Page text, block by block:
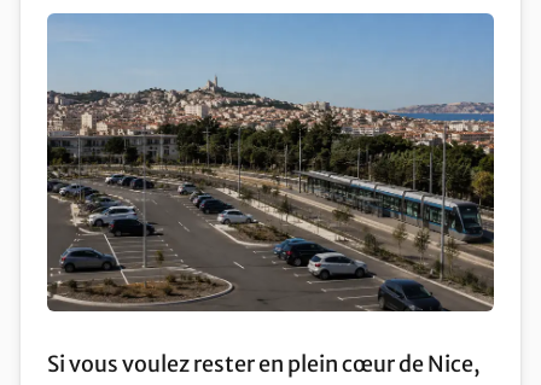
Si vous voulez rester en plein cœur de Nice,